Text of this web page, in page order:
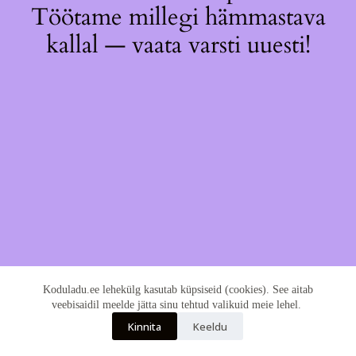
Koduladu.ee lehekülg kasutab küpsiseid (cookies). See aitab
veebisaidil meelde jätta sinu tehtud valikuid meie lehel.
Kinnita Keeldu
Töötame millegi hämmastava
kallal — vaata varsti uuesti!